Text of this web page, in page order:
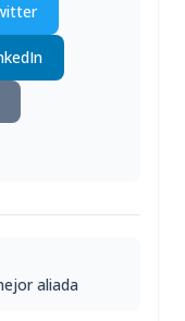
aliada